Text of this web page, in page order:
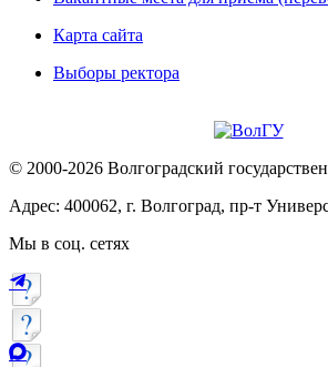
Карта сайта
Выборы ректора
© 2000-2026 Волгоградский
Адрес: 400062, г. Волгоград, пр-т
Мы в соц. сетях